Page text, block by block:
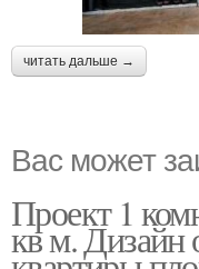
читать дальше →
Вас может
Проект 1
кв м. Дизайн